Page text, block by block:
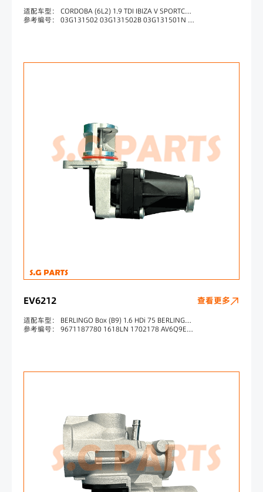
适配车型： CORDOBA (6L2) 1.9 TDI IBIZA V SPORTCOUPE (6J1, 6P1) 1.9 TDI POLO (9N_) 1.9 TDI CADDY III Box (2KA, 2KH, 2CA, 2CH) 1.9 TDI GOLF PLUS (5M1, 521) 1.9 TDI
参考编号： 03G131502 03G131502B 03G131501N 03G131501D 555192 7518152 700907030 88152 700907010 70067800 700678040 700907000
EV6212
适配车型： BERLINGO Box (B9) 1.6 HDi 75 BERLINGO Box (B9) 1.6 HDi 90 MONDEO IV Turnier (BA7) 1.6 TDCi FOCUS III Turnier 1.6 TDCi ECOnetic FOCUS III Turnier 1.6 TDCi
参考编号： 9671187780 1618LN 1702178 AV6Q9E456BA 36001487 331730 7518216 70215615 702209080 702209110 702209040 88216 1708004
查看更多